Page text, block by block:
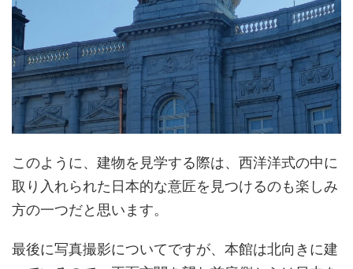
このように、建物を見学する際は、西洋洋式の中に
取り入れられた日本的な意匠を見つけるのも楽しみ
方の一つだと思います。
最後に写真撮影についてですが、本館は北向きに建